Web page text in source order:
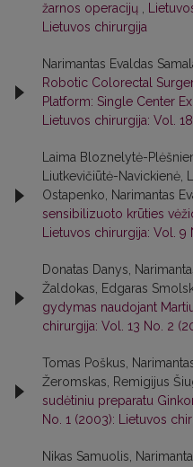
žarnos operacijų
Lietuvos chirurgija
Narimantas Evaldas
Robotic Colorectal
Platform: Single Center
Lietuvos chirurgija: Vol.
Laima Bloznelytė-
Liutkevičiūtė-Navickienė,
Ostapenko, Narimantas
sensibilizuoto krūties
Lietuvos chirurgija: Vol.
Donatas Danys,
Žaldokas, Edgaras
gydymas naudojant
chirurgija: Vol. 13 No. 2
Tomas Poškus,
Žeromskas, Remigijus
sudėtiniu preparatu
No. 1 (2003): Lietuvos
Nikas Samuolis,